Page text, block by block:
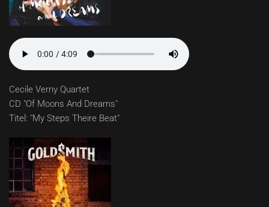
Cecile Verny Quartet
CD "Of Moons And Dreams"
Titel: "My Steps Theire Beat"